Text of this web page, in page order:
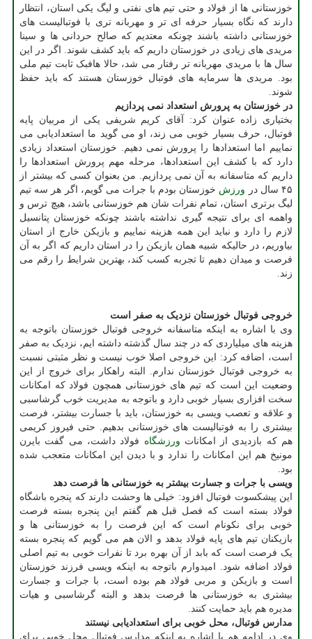
خوزستانی ها از فولاد و حتی تیم های نفتی و لیگ یکی استان، انتظار
دارند که نگاه بسیار حرفه ای تر و مهربانه تری با فوتبالیست های
خوزستانی داشته باشند چونکه معتدیم که صالح حردانی ها و سینا
مریدی های زیادی در خوزستان داریم که باید کشف شوند. اگر در این
سال ها با مریدی مهربانه تر رفتار می شد، حالا هافبک ثابت تیم ملی
بود. مریدی ها سرمایه های فوتبال خوزستان هستند که باید حفظ
شوند.
در خوزستان به پرورش استعداد نمی پردازیم
بختیاری زاده عنوان کرد: آقای کریم شریفی یکی از مربیان پایه
فوتبال، حرف بسیار خوبی می زند، او می گوید ما استعدادیابی می
نماییم اما استعدادها را پرورش نمی دهیم. خوزستان استعداد زیادی
دارد که با کشف این استعدادها، مرحله مهم پرورش استعدادها را
داریم که متاسفانه به آن نمی پردازیم. من بعنوان کسی که بیشتر از
۴۵ سال در
ورزش خوزستان بودم با جرات می گویم، اگر هر سه تیم
لیگ برتری استان، تمام نفرات شان هم خوزستانی باشد، هیچ ترس و
واهمه ای برای نتیجه گیری نداشته باشند چونکه خوزستان پتانسیل
لازم را دارد و نباید این همه هزینه نماییم و بازیکن خارج از استان
بیاوریم، در حالیکه شبیه همان بازیکن را در استان داریم که اگر به آن
فرصت و میدان دهیم تا تجربه کسب کند، بهترین شرایط را رقم می
زند.
خروجی فوتبال خوزستان نزدیک به صفر است
وی با اشاره به اینکه متاسفانه خروجی فوتبال خوزستان باتوجه به
هزینه های میلیاردی که در چند سال گذشته داشته ایم، نزدیک به صفر
است، اضافه کرد: این خروجی اصلا خوب نیست و نظر مثبتی نسبت
به خروجی فوتبال خوزستان ندارم. البته راهکار برای خروج از این
وضعیت این است که تیم های خوزستانی همچون فولاد که امکانات
سخت افزاری بسیار خوبی دارد و باتوجه به مدیریت خوب گرشاسبی
و علاقه و تعصب ویسی به خوزستان، باید با جسارت بیشتر، فرصت
بیشتری را به فوتبالیست های خوزستانی بدهیم. حتی فیروز کریمی
هم که بازدیدی از امکانات ورزشگاه فولاد داشت، می گفت بایرن
مونیخ هم این امکانات را ندارد و با دیدن این امکانات متعجب شده
بود.
ویسی با جرات و جسارت بیشتر به خوزستانی ها فرصت دهد
این پیشکسوت فوتبال افزود: خیلی ها وحشت دارند که پنجره باشگاه
فولاد بسته است که فصل قبل هم گفتم این پنجره بسته فرصت
خوبی برای نکونام است که این فرصت را به خوزستانی ها و
بازیکنان تیم های پایه فولاد بدهد و الان هم می گویم که پنجره بسته
یک فرصت است که بابد از آن بهره برد تا نفرات خوبی به تیم اصلی
فولاد اضافه شود. امیدوارم باتوجه به اینکه ویسی فرزند خوزستان
است و بازیکن و مربی فولاد هم بوده است، با جرات و جسارت
بیشتری به خوزستانی ها فرصت بدهد و البته گرشاسبی و هیات
مدیره هم باید حمایت کنند.
مدارس فوتبال، محل خوبی برای استعدادیابی نیستند
وی در ادامه هم با اشاره به اینکه مدارس فوتبال محل خوبی برای